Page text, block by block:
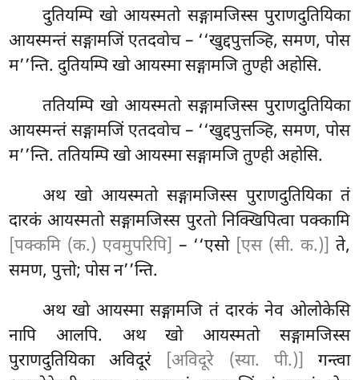
दुतियम्पि खो आयस्मतो सङ्गामजिस्स पुराणदुतियिका
आयस्मन्तंसङ्गामजिं एतदवोच – ‘‘खुद्दपुत्तञ्हि, समण, पोस
म’’न्ति. दुतियम्पि खो आयस्मा सङ्गामजि तुण्ही अहोसि.
ततियम्पि खो आयस्मतो सङ्गामजिस्स पुराणदुतियिका
आयस्मन्तं सङ्गामजिं एतदवोच – ‘‘खुद्दपुत्तञ्हि, समण, पोस
म’’न्ति. ततियम्पि खो आयस्मा सङ्गामजि तुण्ही अहोसि.
अथ खो आयस्मतो सङ्गामजिस्स पुराणदुतियिका तं
दारकं आयस्मतो सङ्गामजिस्स पुरतो निक्खिपित्वा पक्कामि
[पक्कमि (क.) एवमुपरिपि] – ‘‘एसो [एस (सी. क.)] ते,
समण, पुत्तो; पोस न’’न्ति.
अथ खो आयस्मा सङ्गामजि तं दारकं नेव ओलोकेसि
नापि आलपि. अथ खो आयस्मतो सङ्गामजिस्स
पुराणदुतियिकाअविदूरं [अविदूरे (स्या. पी.)] गन्त्वा